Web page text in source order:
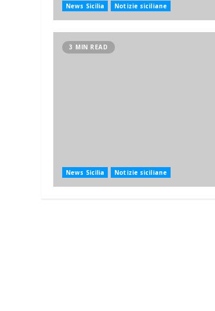
News Sicilia Notizie siciliane
3 MIN READ
News Sicilia Notizie siciliane